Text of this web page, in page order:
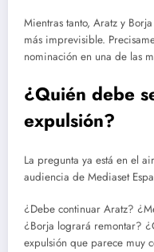
Mientras tanto, Aratz y
más imprevisible.
nominación en una de las
¿Quién debe
expulsión?
La pregunta ya está en el
audiencia de Mediaset
¿Debe continuar Aratz?
¿Borja logrará remontar?
expulsión que parece muy